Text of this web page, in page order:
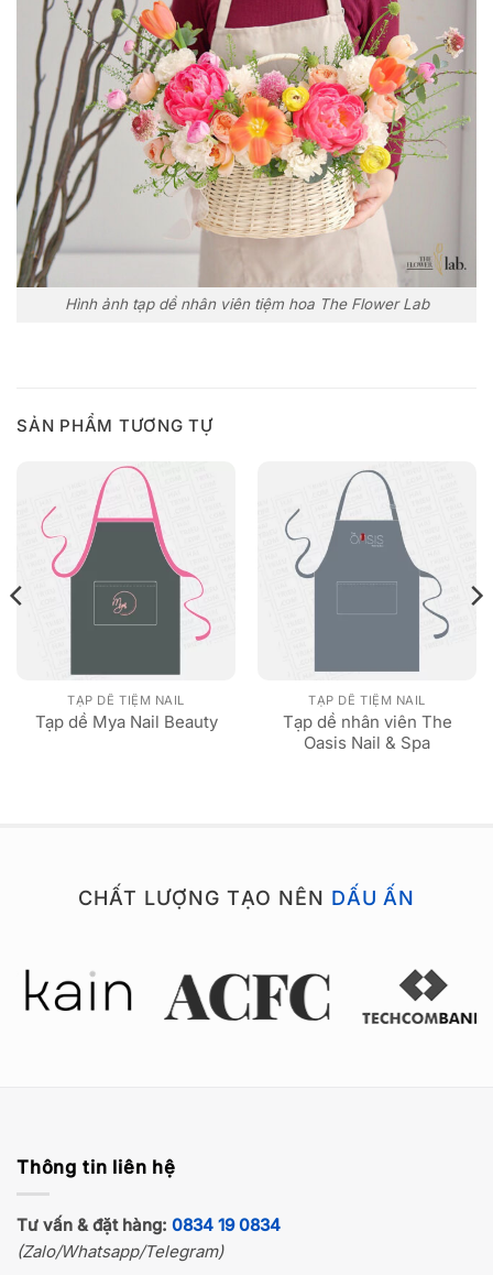
Hình ảnh tạp dề nhân viên tiệm hoa The Flower Lab
SẢN PHẨM TƯƠNG TỰ
TẠP DỀ TIỆM NAIL
Tạp dề Mya Nail Beauty
TẠP DỀ TIỆM NAIL
Tạp dề nhân viên The
Oasis Nail & Spa
CHẤT LƯỢNG TẠO NÊN DẤU ẤN
Thông tin liên hệ
Tư vấn & đặt hàng: 0834 19 0834
(Zalo/Whatsapp/Telegram)